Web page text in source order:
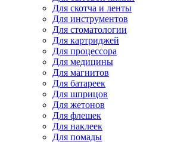
Для скотча и ленты
Для инструментов
Для стоматологии
Для картриджей
Для процессора
Для медицины
Для магнитов
Для батареек
Для шприцов
Для жетонов
Для флешек
Для наклеек
Для помады